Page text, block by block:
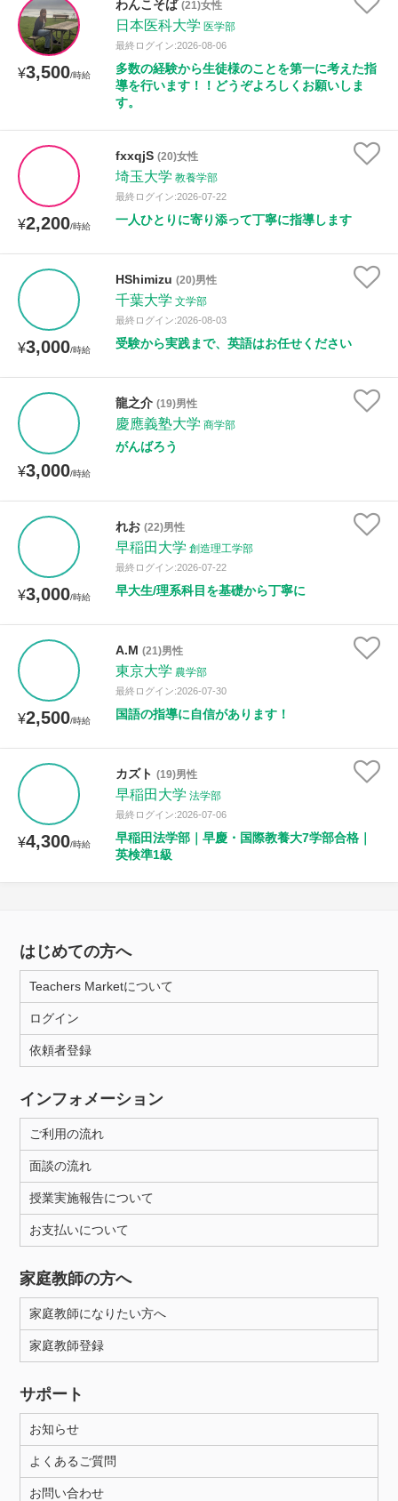
¥3,500/時給
わんこそば (21)女性
日本医科大学 医学部
最終ログイン:2026-08-06
多数の経験から生徒様のことを第一に考えた指
導を行います！！どうぞよろしくお願いしま
す。
¥2,200/時給
fxxqjS (20)女性
埼玉大学 教養学部
最終ログイン:2026-07-22
一人ひとりに寄り添って丁寧に指導します
¥3,000/時給
HShimizu (20)男性
千葉大学 文学部
最終ログイン:2026-08-03
受験から実践まで、英語はお任せください
¥3,000/時給
龍之介 (19)男性
慶應義塾大学 商学部
がんばろう
¥3,000/時給
れお (22)男性
早稲田大学 創造理工学部
最終ログイン:2026-07-22
早大生/理系科目を基礎から丁寧に
¥2,500/時給
A.M (21)男性
東京大学 農学部
最終ログイン:2026-07-30
国語の指導に自信があります！
¥4,300/時給
カズト (19)男性
早稲田大学 法学部
最終ログイン:2026-07-06
早稲田法学部｜早慶・国際教養大7学部合格｜
英検準1級
はじめての方へ
Teachers Marketについて
ログイン
依頼者登録
インフォメーション
ご利用の流れ
面談の流れ
授業実施報告について
お支払いについて
家庭教師の方へ
家庭教師になりたい方へ
家庭教師登録
サポート
お知らせ
よくあるご質問
お問い合わせ